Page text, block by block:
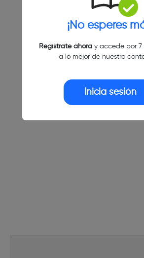
¡No esperes
Regístrate ahoray accede por 7
a lo mejor de nuestro
Inicia sesión